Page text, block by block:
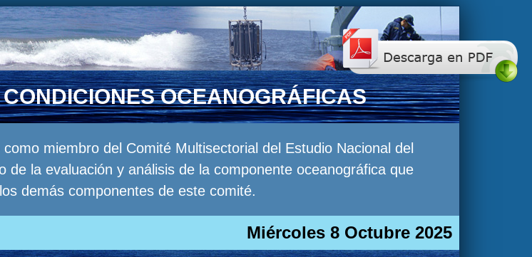
OCEANOGRÁFICAS
miembro del Comité Multisectorial del Estudio Nacional del
de la evaluación y análisis de la componente oceanográfica que
demás componentes de este comité.
Miércoles 8 Octubre 2025